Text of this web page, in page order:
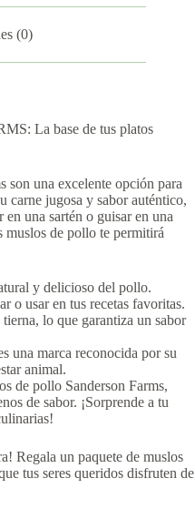
(0)
La base de tus platos
son una excelente opción para
carne jugosa y sabor auténtico,
una sartén o guisar en una
muslos de pollo te permitirá
y delicioso del pollo.
o usar en tus recetas favoritas.
lo que garantiza un sabor
una marca reconocida por su
animal.
de pollo Sanderson Farms,
de sabor. ¡Sorprende a tu
Regala un paquete de muslos
tus seres queridos disfruten de